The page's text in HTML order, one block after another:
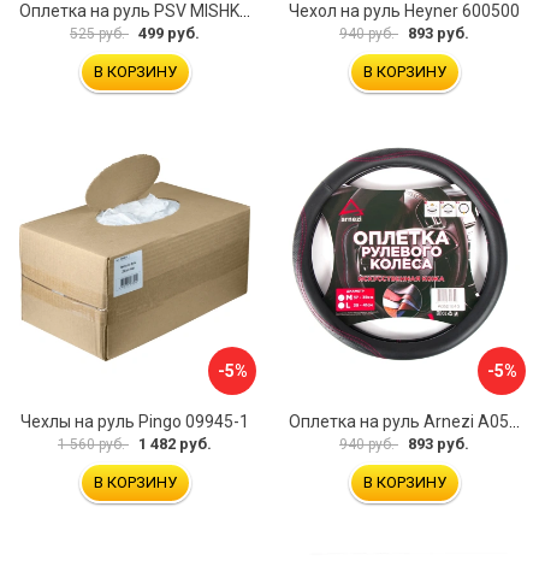
525 руб. 499 руб.
В КОРЗИНУ
Чехол на руль Heyner 600500
940 руб. 893 руб.
В КОРЗИНУ
-5%
Чехлы на руль Pingo 09945-1
1 560 руб. 1 482 руб.
В КОРЗИНУ
-5%
940 руб. 893 руб.
В КОРЗИНУ